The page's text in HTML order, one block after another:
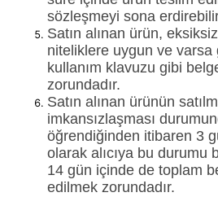
sözleşmeyi sona
Satın alınan ürün,
niteliklere uygun ve varsa
kullanım klavuzu gibi
zorundadır.
Satın alınan ürünün
imkansızlaşması
öğrendiğinden itibaren 3
olarak alıcıya bu durumu
14 gün içinde de toplam
edilmek zorundadır.